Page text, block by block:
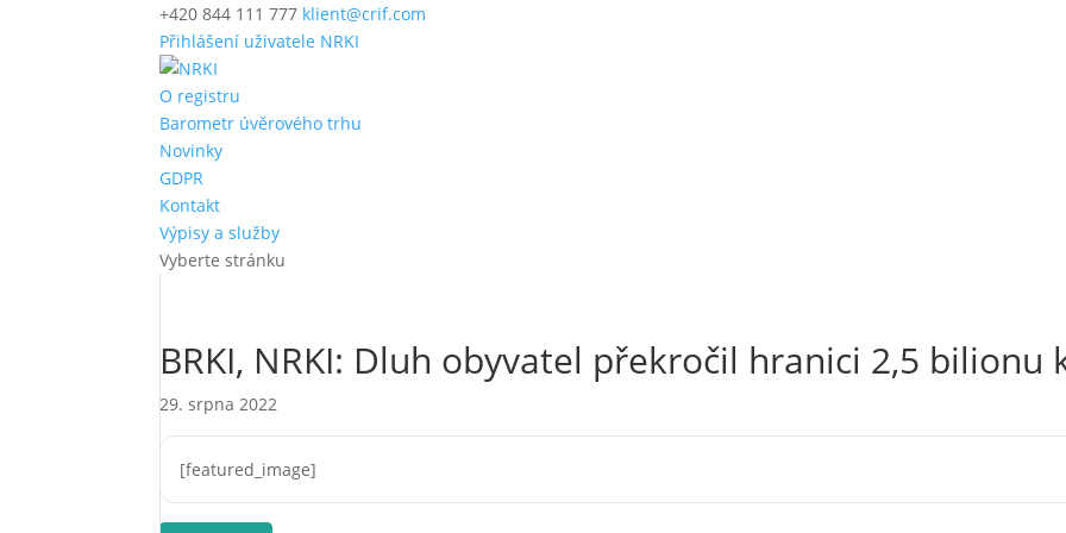
+420 844 111 777 klient@crif.com
Přihlášení uživatele NRKI
O registru
Barometr úvěrového trhu
Novinky
GDPR
Kontakt
Výpisy a služby
Vyberte stránku
BRKI, NRKI: Dluh obyvatel překročil hranici 2,5 bilionu
29. srpna 2022
[featured_image]